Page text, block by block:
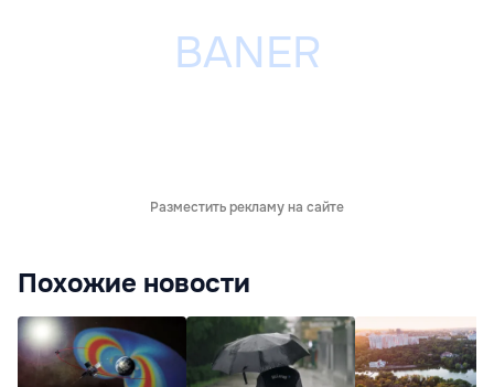
Разместить рекламу на сайте
Похожие новости